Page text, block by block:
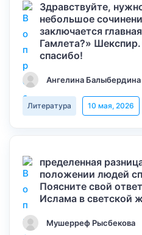
Здравствуйте,
небольшое
заключается
Гамлета?»
спасибо!
Ангелина Балыбердина
Литература 10 мая, 2026
пределенная
положении людей
Поясните свой
Ислама в светской
Мушерреф Рысбекова